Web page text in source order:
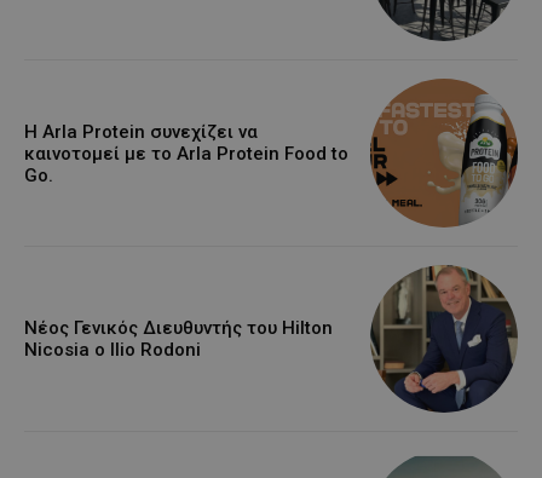
Η Arla Protein συνεχίζει να
καινοτομεί με το Arla Protein Food to
Go.
Νέος Γενικός Διευθυντής του Hilton
Nicosia ο Ilio Rodoni